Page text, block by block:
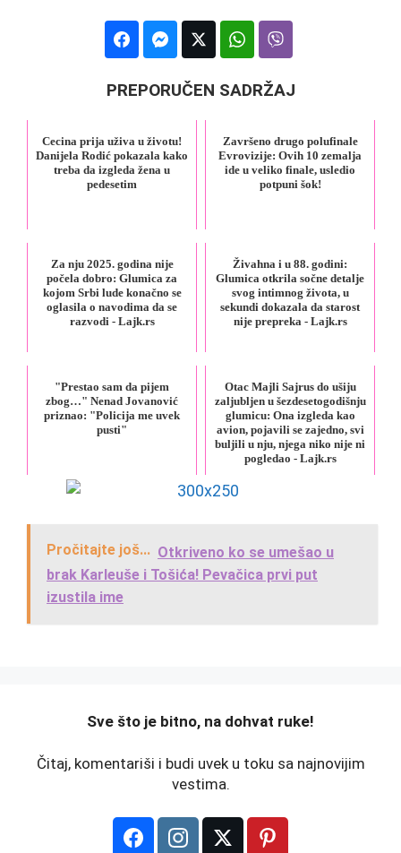
PREPORUČEN SADRŽAJ
Cecina prija uživa u životu!
Danijela Rodić pokazala kako
treba da izgleda žena u
pedesetim
Završeno drugo polufinale
Evrovizije: Ovih 10 zemalja
ide u veliko finale, usledio
potpuni šok!
Za nju 2025. godina nije
počela dobro: Glumica za
kojom Srbi lude konačno se
oglasila o navodima da se
razvodi - Lajk.rs
Živahna i u 88. godini:
Glumica otkrila sočne detalje
svog intimnog života, u
sekundi dokazala da starost
nije prepreka - Lajk.rs
"Prestao sam da pijem
zbog…" Nenad Jovanović
priznao: "Policija me uvek
pusti"
Otac Majli Sajrus do ušiju
zaljubljen u šezdesetogodišnju
glumicu: Ona izgleda kao
avion, pojavili se zajedno, svi
buljili u nju, njega niko nije ni
pogledao - Lajk.rs
Pročitajte još... Otkriveno ko se umešao u
brak Karleuše i Tošića! Pevačica prvi put
izustila ime
️Sve što je bitno, na dohvat ruke!
Čitaj, komentariši i budi uvek u toku sa najnovijim
vestima.